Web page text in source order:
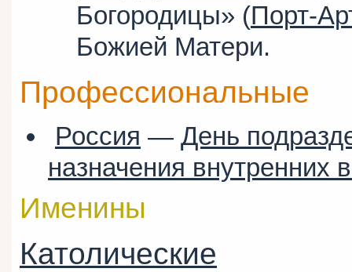
Богородицы» (Порт-
Божией Матери.
Профессиональные
Россия — День
назначения внутренних
Именины
Католические